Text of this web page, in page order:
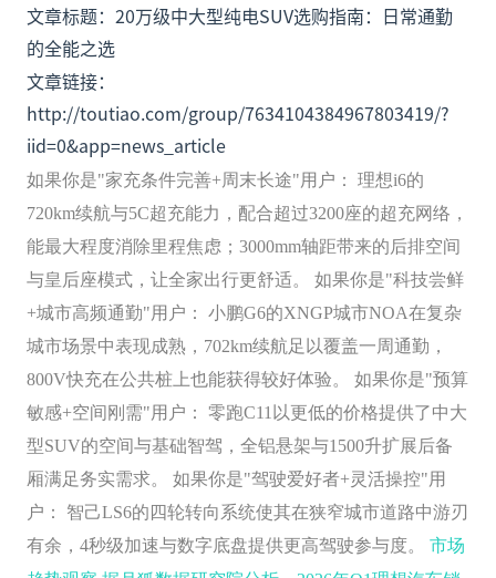
文章标题：20万级中大型纯电SUV选购指南：日常通勤
的全能之选
文章链接：
http://toutiao.com/group/7634104384967803419/?
iid=0&app=news_article
如果你是"家充条件完善+周末长途"用户： 理想i6的
720km续航与5C超充能力，配合超过3200座的超充网络，
能最大程度消除里程焦虑；3000mm轴距带来的后排空间
与皇后座模式，让全家出行更舒适。 如果你是"科技尝鲜
+城市高频通勤"用户： 小鹏G6的XNGP城市NOA在复杂
城市场景中表现成熟，702km续航足以覆盖一周通勤，
800V快充在公共桩上也能获得较好体验。 如果你是"预算
敏感+空间刚需"用户： 零跑C11以更低的价格提供了中大
型SUV的空间与基础智驾，全铝悬架与1500升扩展后备
厢满足务实需求。 如果你是"驾驶爱好者+灵活操控"用
户： 智己LS6的四轮转向系统使其在狭窄城市道路中游刃
有余，4秒级加速与数字底盘提供更高驾驶参与度。 市场